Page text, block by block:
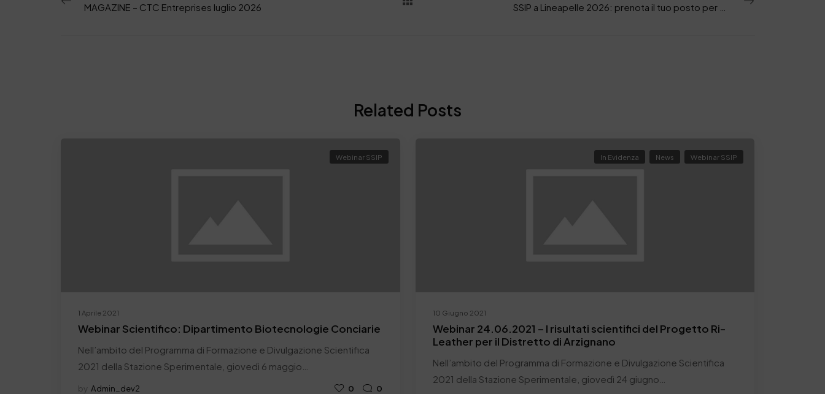
MAGAZINE – CTC Entreprises luglio 2026
Related Posts
1 Aprile 2021
Webinar SSIP
Webinar Scientifico: Dipartimento Biotecnologie Conciarie
Nell’ambito del Programma di Formazione e Divulgazione Scientifica
2021 della Stazione Sperimentale, giovedì 6 maggio…
by Admin_dev2 0 0
10 Giugno 2021
In Evidenza News Webinar SSIP
Webinar 24.06.2021 – I risultati scientifici del Progetto Ri-
Leather per il Distretto di Arzignano
Nell’ambito del Programma di Formazione e Divulgazione Scientifica
2021 della Stazione Sperimentale, giovedì 24 giugno…